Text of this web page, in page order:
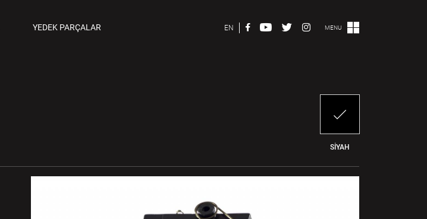
YEDEK PARÇALAR EN MENU
SİYAH